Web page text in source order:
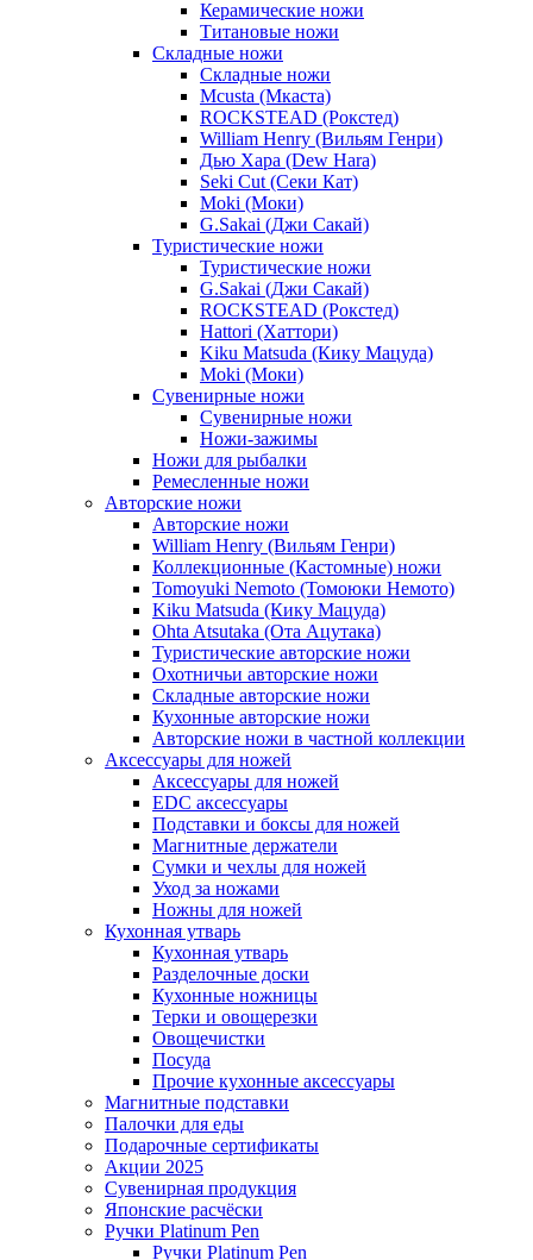
Керамические ножи
Титановые ножи
Складные ножи
Складные ножи
Mcusta (Мкаста)
ROCKSTEAD (Рокстед)
William Henry (Вильям Генри)
Дью Хара (Dew Hara)
Seki Cut (Секи Кат)
Moki (Моки)
G.Sakai (Джи Сакай)
Туристические ножи
Туристические ножи
G.Sakai (Джи Сакай)
ROCKSTEAD (Рокстед)
Hattori (Хаттори)
Kiku Matsuda (Кику Мацуда)
Moki (Моки)
Сувенирные ножи
Сувенирные ножи
Ножи-зажимы
Ножи для рыбалки
Ремесленные ножи
Авторские ножи
Авторские ножи
William Henry (Вильям Генри)
Коллекционные (Кастомные) ножи
Tomoyuki Nemoto (Томоюки Немото)
Kiku Matsuda (Кику Мацуда)
Ohta Atsutaka (Ота Ацутака)
Туристические авторские ножи
Охотничьи авторские ножи
Складные авторские ножи
Кухонные авторские ножи
Авторские ножи в частной коллекции
Аксессуары для ножей
Аксессуары для ножей
EDC аксессуары
Подставки и боксы для ножей
Магнитные держатели
Сумки и чехлы для ножей
Уход за ножами
Ножны для ножей
Кухонная утварь
Кухонная утварь
Разделочные доски
Кухонные ножницы
Терки и овощерезки
Овощечистки
Посуда
Прочие кухонные аксессуары
Магнитные подставки
Палочки для еды
Подарочные сертификаты
Акции 2025
Сувенирная продукция
Японские расчёски
Ручки Platinum Pen
Ручки Platinum Pen